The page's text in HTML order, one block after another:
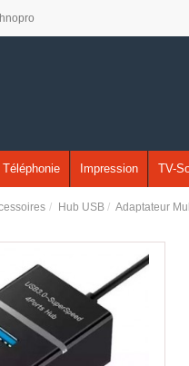
Téléphonie Impression TV-
Hub USB Adaptateur